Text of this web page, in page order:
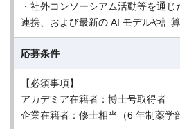
・社外コンソーシアム活動等を通
連携、および最新の AI モデルや計
応募条件
【必須事項】
アカデミア在籍者：博士号取得者
企業在籍者：修士相当（6 年制薬学